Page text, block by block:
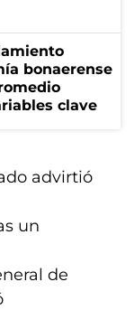
bonaerense
clave
advirtió
un
de